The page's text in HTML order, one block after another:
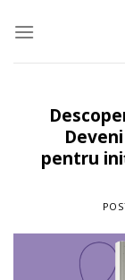
pentru